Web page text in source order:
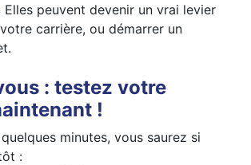
Elles peuvent devenir un vrai levier
carrière, ou démarrer un
: testez votre
!
minutes, vous saurez si
: